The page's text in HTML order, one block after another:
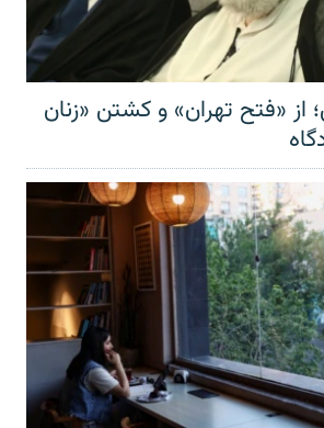
از «فتح تهران» و کشتن «زنان